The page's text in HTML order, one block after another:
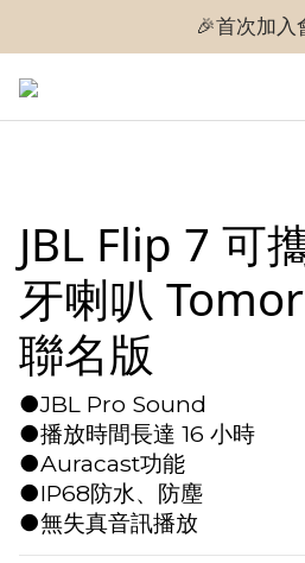
🎉首次加入
🎉首次加入
JBL Flip 7 可
牙喇叭
聯名版
●JBL Pro Sound
●播放時間長達 16 小時
●Auracast功能
●IP68防水、防塵
●無失真音訊播放